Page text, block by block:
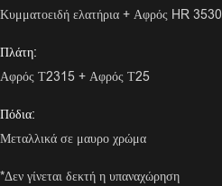
Κυμματοειδή ελατήρια + Αφρός HR 3530
Πλάτη:
Αφρός Τ2315 + Αφρός Τ25
Πόδια:
Μεταλλικά σε μαυρο χρώμα
*Δεν γίνεται δεκτή η υπαναχώρηση